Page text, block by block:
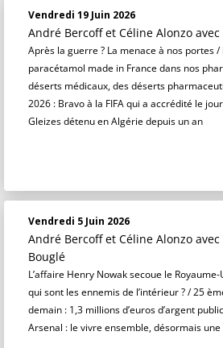
Vendredi 19 Juin 2026
André Bercoff et Céline Alonzo
Après la guerre ? La menace à nos portes
paracétamol made in France dans nos
déserts médicaux, des déserts
2026 : Bravo à la FIFA qui a accrédité le
Gleizes détenu en Algérie depuis un an
Vendredi 5 Juin 2026
André Bercoff et Céline Alonzo
Bouglé
L’affaire Henry Nowak secoue le
qui sont les ennemis de l’intérieur ? / 25
demain : 1,3 millions d’euros d’argent
Arsenal : le vivre ensemble, désormais une